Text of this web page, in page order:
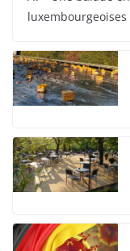
luxembourgeoises